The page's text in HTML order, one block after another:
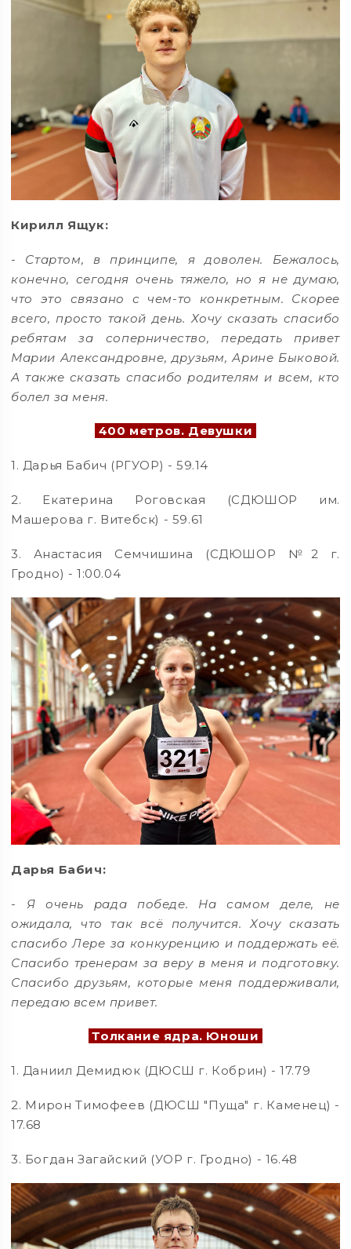
Кирилл Ящук:
- Стартом, в принципе, я доволен. Бежалось,
конечно, сегодня очень тяжело, но я не думаю,
что это связано с чем-то конкретным. Скорее
всего, просто такой день. Хочу сказать спасибо
ребятам за соперничество, передать привет
Марии Александровне, друзьям, Арине Быковой.
А также сказать спасибо родителям и всем, кто
болел за меня.
400 метров. Девушки
1. Дарья Бабич (РГУОР) - 59.14
2. Екатерина Роговская (СДЮШОР им.
Машерова г. Витебск) - 59.61
3. Анастасия Семчишина (СДЮШОР №2 г.
Гродно) - 1:00.04
Дарья Бабич:
- Я очень рада победе. На самом деле, не
ожидала, что так всё получится. Хочу сказать
спасибо Лере за конкуренцию и поддержать её.
Спасибо тренерам за веру в меня и подготовку.
Спасибо друзьям, которые меня поддерживали,
передаю всем привет.
Толкание ядра. Юноши
1. Даниил Демидюк (ДЮСШ г. Кобрин) - 17.79
2. Мирон Тимофеев (ДЮСШ "Пуща" г. Каменец) -
17.68
3. Богдан Загайский (УОР г. Гродно) - 16.48